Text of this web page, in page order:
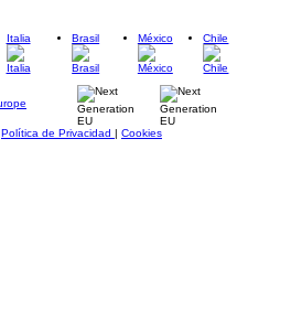
Italia Brasil México Chile
Política de Privacidad | Cookies